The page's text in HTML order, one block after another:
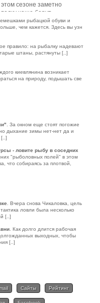
сезоне заметно
чаще берут
рыбацкой обуви и
чем кажется. Здесь вы узн
правило: на рыбалку надевают
штаны, растянуты [..]
киевлянина возникает
на природу, подышать све
. За окном еще стоят погожие
дыхание зимы нет-нет да и
- ловите рыбу в соседних
"рыболовных полей" в этом
что собираясь за плотвой,
. Вчера снова Чикаловка, цель
ловли была несколько
[..]
. Как долго длится рабочая
выходных, чтобы
[..]
Сайты Рейтинг